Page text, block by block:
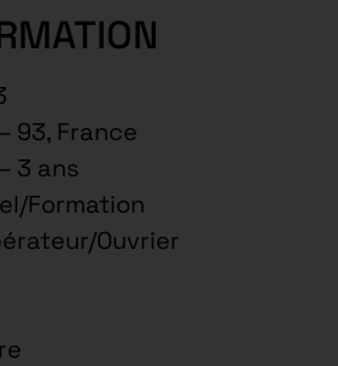
93, France
3 ans
Formation
Ouvrier